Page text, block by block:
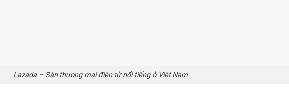
Lazada – Sàn thương mại điện tử nổi tiếng ở Việt Nam